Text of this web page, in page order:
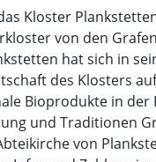
Kloster
von den
hat sich in
des Klosters
Bioprodukte in
und Traditionen
von